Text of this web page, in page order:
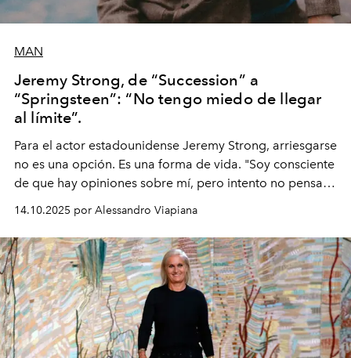
MAN
Jeremy Strong, de “Succession” a
“Springsteen”: “No tengo miedo de llegar
al límite”.
Para el actor estadounidense Jeremy Strong, arriesgarse
no es una opción. Es una forma de vida. "Soy consciente
de que hay opiniones sobre mí, pero intento no pensar
demasiado en cómo me perciben. Creo que es una
pérdida de tiempo", afirma.
14.10.2025 por Alessandro Viapiana